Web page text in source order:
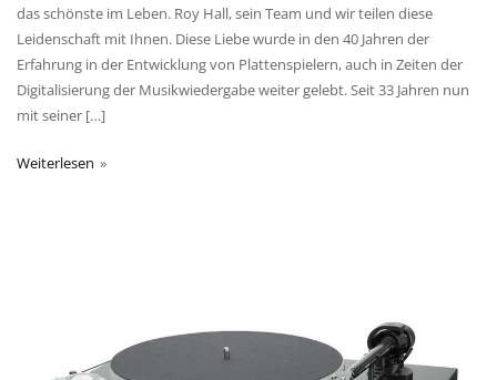
das schönste im Leben. Roy Hall, sein Team und wir teilen diese
Leidenschaft mit Ihnen. Diese Liebe wurde in den 40 Jahren der
Erfahrung in der Entwicklung von Plattenspielern, auch in Zeiten der
Digitalisierung der Musikwiedergabe weiter gelebt. Seit 33 Jahren nun
mit seiner […]
Weiterlesen